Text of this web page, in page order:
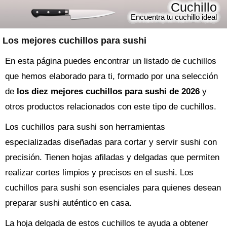
Los mejores cuchillos para sushi
Cuchillo
Encuentra tu cuchillo ideal
En esta página puedes encontrar un listado de cuchillos
que hemos elaborado para ti, formado por una selección
de los diez mejores cuchillos para sushi de 2026 y
otros productos relacionados con este tipo de cuchillos.
Los cuchillos para sushi son herramientas
especializadas diseñadas para cortar y servir sushi con
precisión. Tienen hojas afiladas y delgadas que permiten
realizar cortes limpios y precisos en el sushi. Los
cuchillos para sushi son esenciales para quienes desean
preparar sushi auténtico en casa.
La hoja delgada de estos cuchillos te ayuda a obtener